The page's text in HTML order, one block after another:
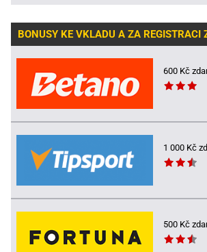
BONUSY KE VKLADU A ZA REGISTRACI
600 Kč
1 000 Kč
500 Kč